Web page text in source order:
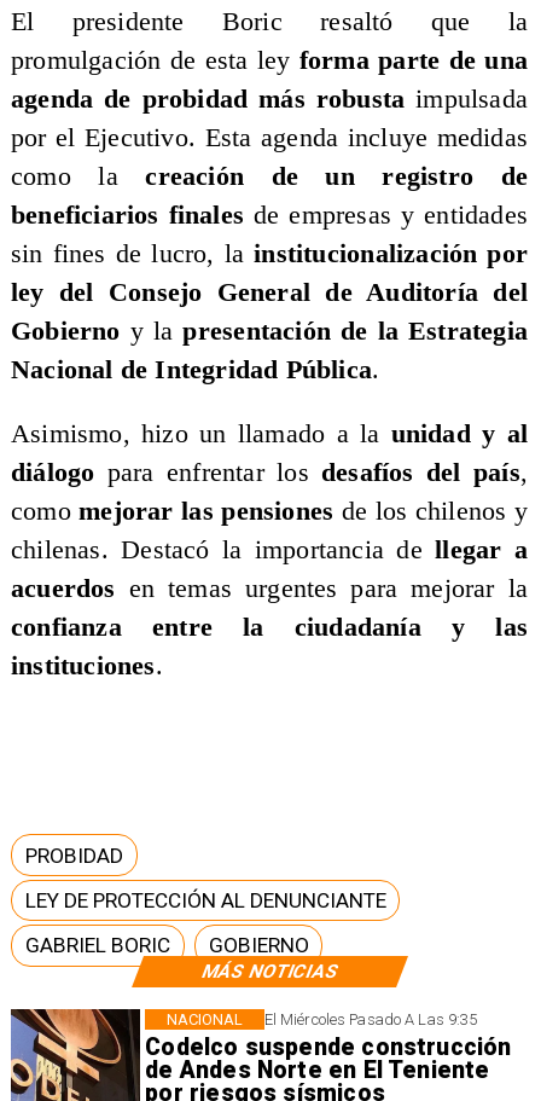
MÁS NOTICIAS
El Miércoles Pasado A Las 9:35
Codelco suspende construcción
de Andes Norte en El Teniente
por riesgos sísmicos
NACIONAL
El presidente Boric resaltó que la
promulgación de esta ley forma parte de una
agenda de probidad más robusta impulsada
por el Ejecutivo. Esta agenda incluye medidas
como lacreación de un registro de
beneficiarios finales de empresas y entidades
sin fines de lucro, lainstitucionalización por
ley del Consejo General de Auditoría del
Gobierno y la presentación de la Estrategia
Nacional de Integridad Pública.
Asimismo, hizo un llamado a la unidad y al
diálogo para enfrentar los desafíos del país,
comomejorar las pensiones de los chilenos y
chilenas. Destacó la importancia dellegar a
acuerdos en temas urgentes para mejorar la
confianza entre la ciudadanía y las
instituciones.
PROBIDAD
LEY DE PROTECCIÓN AL DENUNCIANTE
GABRIEL BORIC
GOBIERNO